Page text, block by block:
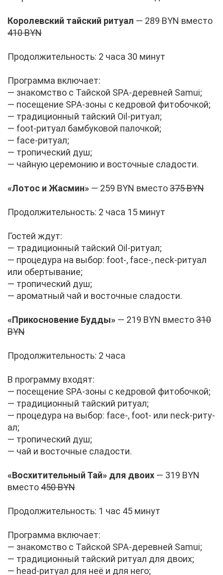
Ко­ро­лев­ский тай­ский ри­ту­ал — 289 BYN вме­сто
410 BYN
Про­дол­жи­тель­ность: 2 ча­са 30 ми­нут
Про­грам­ма вклю­ча­ет:
— зна­ком­ство с Тай­ской SPA-де­рев­ней Samui;
— по­се­ще­ние SPA-зо­ны с кед­ро­вой фи­то­боч­кой;
— тра­ди­ци­он­ный тай­ский Oil-ри­ту­ал;
— foot-ри­ту­ал бам­бу­ко­вой па­лоч­кой;
— face-ри­ту­ал;
— тро­пи­че­ский душ;
— чай­ную це­ре­мо­нию и во­сточ­ные сла­до­сти.
«Ло­тос и Жас­мин» — 259 BYN вме­сто375 BYN
Про­дол­жи­тель­ность: 2 ча­са 15 ми­нут
Го­стей ждут:
— тра­ди­ци­он­ный тай­ский Oil-ри­ту­ал;
— про­це­ду­ра на вы­бор: foot-, face-, neck-ри­ту­ал
или обер­ты­ва­ние;
— тро­пи­че­ский душ;
— аро­мат­ный чай и во­сточ­ные сла­до­сти.
«При­кос­но­ве­ние Буд­ды» — 219 BYN вме­сто310
BYN
Про­дол­жи­тель­ность: 2 ча­са
В про­грам­му вхо­дят:
— по­се­ще­ние SPA-зо­ны с кед­ро­вой фи­то­боч­кой;
— тра­ди­ци­он­ный тай­ский ри­ту­ал;
— про­це­ду­ра на вы­бор: face-, foot- или neck-ри­ту­
ал;
— тро­пи­че­ский душ;
— чай и во­сточ­ные сла­до­сти.
«Вос­хи­ти­тель­ный Тай» для дво­их — 319 BYN
вме­сто450 BYN
Про­дол­жи­тель­ность: 1 час 45 ми­нут
Про­грам­ма вклю­ча­ет:
— зна­ком­ство с Тай­ской SPA-де­рев­ней Samui;
— тра­ди­ци­он­ный тай­ский ри­ту­ал для дво­их;
— head-ри­ту­ал для неё и для него;